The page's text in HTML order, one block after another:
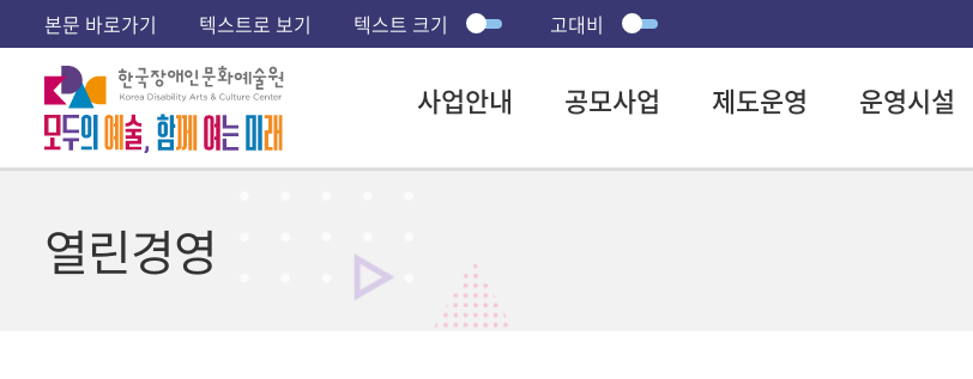
본문 바로가기 텍스트로 보기 텍스트 크기 고대비
사업안내 공모사업 제도운영 운영시설
열린경영